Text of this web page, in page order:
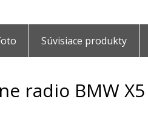
Súvisiace produkty
radio BMW X5